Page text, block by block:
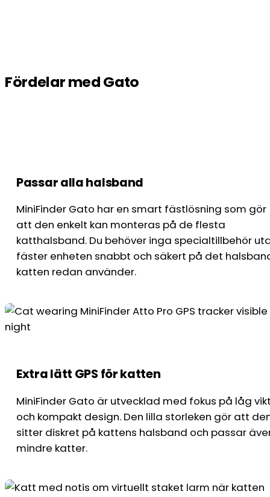
Fördelar med Gato
Passar alla halsband
MiniFinder Gato har en smart fästlösning som gör
att den enkelt kan monteras på de flesta
katthalsband. Du behöver inga specialtillbehör
fäster enheten snabbt och säkert på det
katten redan använder.
Extra lätt GPS för katten
MiniFinder Gato är utvecklad med fokus på låg
och kompakt design. Den lilla storleken gör att
sitter diskret på kattens halsband och passar
mindre katter.